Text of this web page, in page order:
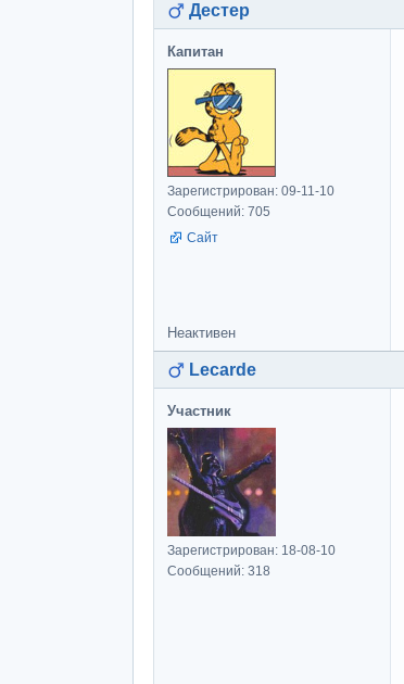
Дестер
Капитан
Зарегистрирован: 09-11-10
Сообщений: 705
Сайт
Неактивен
Lecarde
Участник
Зарегистрирован: 18-08-10
Сообщений: 318